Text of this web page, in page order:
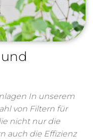
In unserem
von Filtern für
nicht nur die
auch die Effizienz